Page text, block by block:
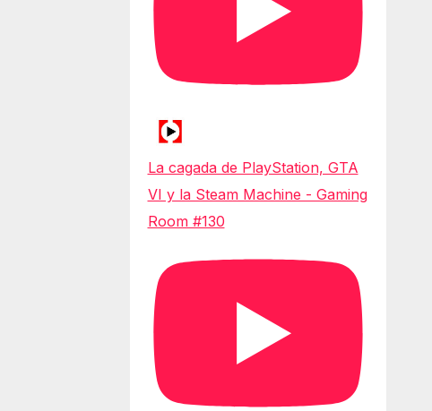
La cagada de PlayStation, GTA
VI y la Steam Machine - Gaming
Room #130